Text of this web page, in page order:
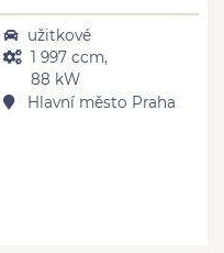
užitkové
1 997 ccm,
88 kW
Hlavní město Praha